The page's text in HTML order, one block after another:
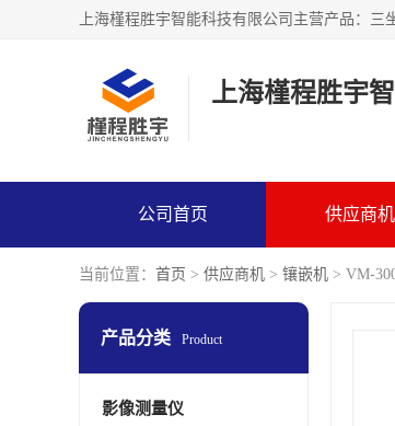
上海槿程胜宇
公司首页 供应商机
当前位置： 首页 > 供应商机 > 镶嵌机 > VM-
产品分类 Product
影像测量仪